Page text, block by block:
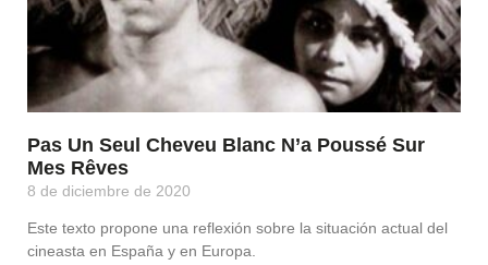
Pas Un Seul Cheveu Blanc N’a Poussé Sur
Mes Rêves
8 de diciembre de 2020
Este texto propone una reflexión sobre la situación actual del
cineasta en España y en Europa.